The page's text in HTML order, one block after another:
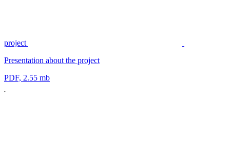
project
Presentation about the project
PDF, 2.55 mb